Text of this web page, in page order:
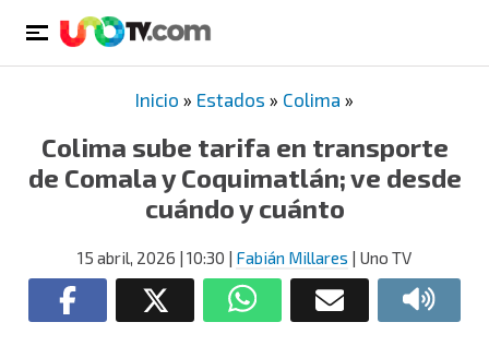
Inicio » Estados » Colima »
Colima sube tarifa en transporte
de Comala y Coquimatlán; ve desde
cuándo y cuánto
15 abril, 2026 | 10:30 | Fabián Millares | Uno TV